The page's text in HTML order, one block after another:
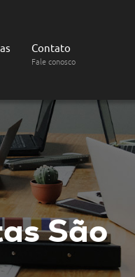
Contato
Fale conosco
São